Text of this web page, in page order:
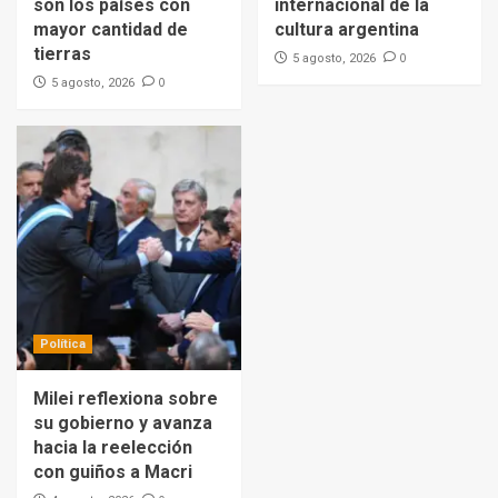
son los países con
mayor cantidad de
tierras
5 agosto, 2026 0
internacional de la
cultura argentina
5 agosto, 2026 0
Política
Milei reflexiona sobre
su gobierno y avanza
hacia la reelección
con guiños a Macri